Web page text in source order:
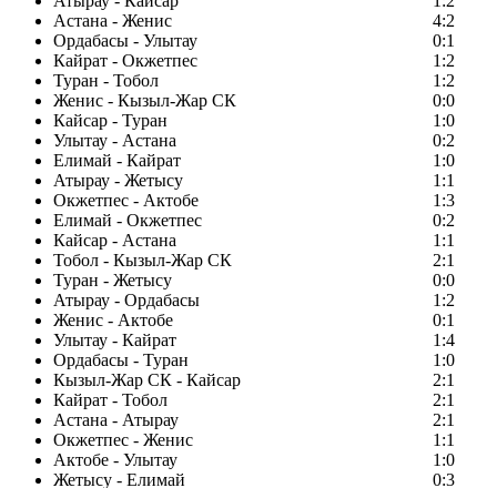
Астана - Женис
4:2
Ордабасы - Улытау
0:1
Кайрат - Окжетпес
1:2
Туран - Тобол
1:2
Женис - Кызыл-Жар СК
0:0
Кайсар - Туран
1:0
Улытау - Астана
0:2
Елимай - Кайрат
1:0
Атырау - Жетысу
1:1
Окжетпес - Актобе
1:3
Елимай - Окжетпес
0:2
Кайсар - Астана
1:1
Тобол - Кызыл-Жар СК
2:1
Туран - Жетысу
0:0
Атырау - Ордабасы
1:2
Женис - Актобе
0:1
Улытау - Кайрат
1:4
Ордабасы - Туран
1:0
Кызыл-Жар СК - Кайсар
2:1
Кайрат - Тобол
2:1
Астана - Атырау
2:1
Окжетпес - Женис
1:1
Актобе - Улытау
1:0
Жетысу - Елимай
0:3